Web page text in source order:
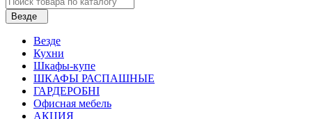
Везде
Везде
Кухни
Шкафы-купе
ШКАФЫ РАСПАШНЫЕ
ГАРДЕРОБНІ
Офисная мебель
АКЦИЯ